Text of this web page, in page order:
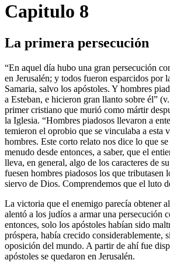
Capitulo 8
La primera persecución
“En aquel día hubo una gran persecución
en Jerusalén; y todos fueron esparcidos por
Samaria, salvo los apóstoles. Y hombres
a Esteban, e hicieron gran llanto sobre él”
primer cristiano que murió como mártir
la Iglesia. “Hombres piadosos llevaron a
temieron el oprobio que se vinculaba a esta
hombres. Este corto relato nos dice lo que
menudo desde entonces, a saber, que el
lleva, en general, algo de los caracteres de
fuesen hombres piadosos los que tributasen
siervo de Dios. Comprendemos que el luto
La victoria que el enemigo parecía obtener
alentó a los judíos a armar una persecución
entonces, solo los apóstoles habían sido
próspera, había crecido considerablemente,
oposición del mundo. A partir de ahí fue
apóstoles se quedaron en Jerusalén.